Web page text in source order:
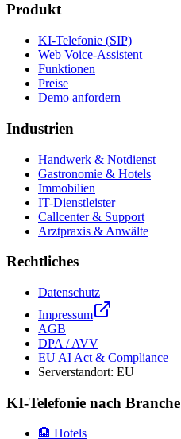
Produkt
KI-Telefonie (SIP)
Web Voice-Assistent
Funktionen
Preise
Demo anfordern
Industrien
Handwerk & Notdienst
Gastronomie & Hotels
Immobilien
IT-Dienstleister
Callcenter & Support
Arztpraxis & Anwälte
Rechtliches
Datenschutz
Impressum
AGB
DPA / AVV
EU AI Act & Compliance
Serverstandort: EU
KI-Telefonie nach Branche
🏨 Hotels